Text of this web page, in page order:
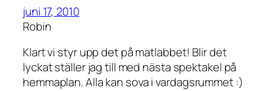
juni 17, 2010
Robin
Klart vi styr upp det på matlabbet! Blir det
lyckat ställer jag till med nästa spektakel på
hemmaplan. Alla kan sova i vardagsrummet :)